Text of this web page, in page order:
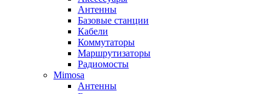
Антенны
Базовые станции
Кабели
Коммутаторы
Маршрутизаторы
Радиомосты
Mimosa
Антенны